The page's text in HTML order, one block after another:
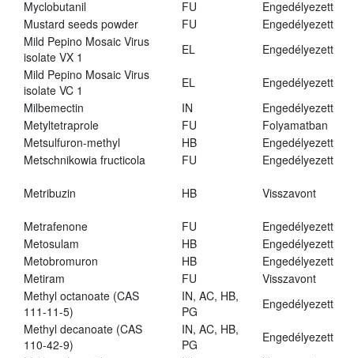
Myclobutanil FU
Engedélyezett
Mustard seeds powder
FU
Engedélyezett
Mild Pepino Mosaic Virus
isolate VX 1
EL
Engedélyezett
Mild Pepino Mosaic Virus
isolate VC 1
EL
Engedélyezett
Milbemectin
IN
Engedélyezett
Metyltetraprole
FU
Folyamatban
Metsulfuron-methyl
HB
Engedélyezett
Metschnikowia fructicola
FU Engedélyezett
Metribuzin HB Visszavont
Metrafenone FU
Engedélyezett
Metosulam
HB
Engedélyezett
Metobromuron
HB
Engedélyezett
Metiram
FU
Visszavont
Methyl octanoate (CAS
111-11-5)
IN, AC, HB,
PG
Engedélyezett
Methyl decanoate (CAS
110-42-9)
IN, AC, HB,
PG
Engedélyezett